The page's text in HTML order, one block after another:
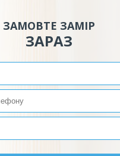
ЗАМОВТЕ ЗАМІР
ЗАРАЗ